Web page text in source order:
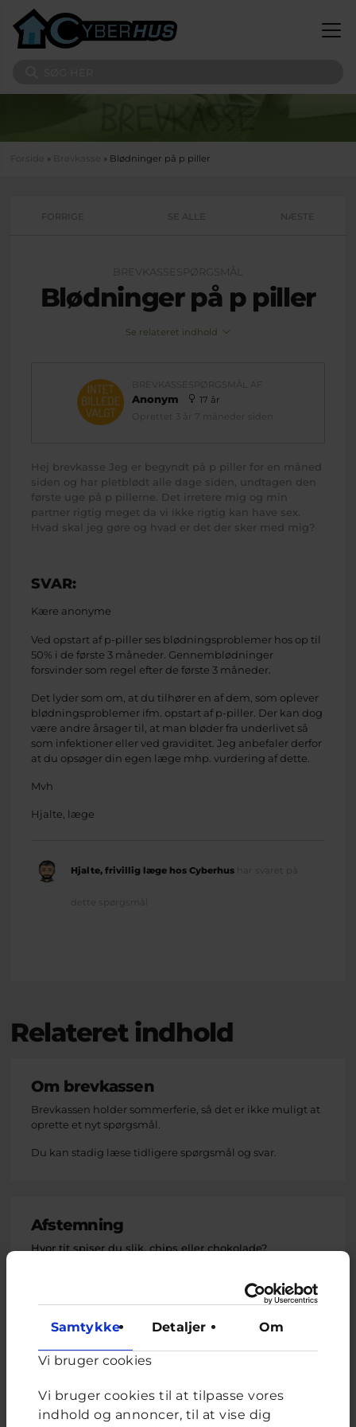
Samtykke Detaljer Om
Vi bruger cookies
Vi bruger cookies til at tilpasse vores
indhold og annoncer, til at vise dig
Du er her
» Brevkasse » Blødninger på p piller
FORRIGE SE ALLE NÆSTE
BREVKASSESPØRGSMÅL
Blødninger på p piller
Se relateret indhold
BREVKASSESPØRGSMÅL AF
Anonym
17 år
Oprettet 3 år 7 måneder siden
Hej brevkasse Jeg er begyndt på p piller for en måned
siden og har pletblødt alle dage siden, undtagen den
første uge på p pillerne. Det irretere mig og min
partner rigtig meget da vi ikke rigtig kan have sex.
Hvad skal jeg gøre og hvad er det der sker med mig?
SVAR:
Kære anonyme
Ved opstart af p-piller ses blødningsproblemer hos op til
50% i de første 3 måneder. Gennemblødninger
forsvinder som regel efter de første 3 måneder.
Det lyder som om, at du tilhører en af dem, som oplever
blødningsproblemer ifm. opstart af p-piller. Der kan dog
være andre årsager til, at man bløder fra underlivet så
som infektioner eller ved graviditet. Jeg anbefaler derfor
at du opsøger din egen læge mhp. vurdering af dette.
Mvh
Hjalte, læge
Hjalte, frivillig læge hos Cyberhus har svaret på
dette spørgsmål
Relateret indhold
Om brevkassen
Brevkassen holder sommerferie, så det er ikke muligt at
oprette et nyt spørgsmål.
Du kan stadig læse tidligere spørgsmål og svar.
Afstemning
Hvor tit spiser du slik, chips eller chokolade?